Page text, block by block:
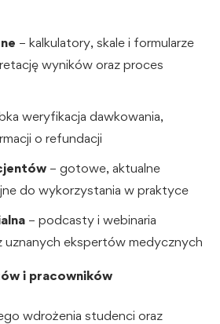
– kalkulatory, skale i formularze
wyników oraz proces
weryfikacja dawkowania,
o refundacji
– gotowe, aktualne
do wykorzystania w praktyce
– podcasty i webinaria
uznanych ekspertów medycznych
i pracowników
wdrożenia studenci oraz